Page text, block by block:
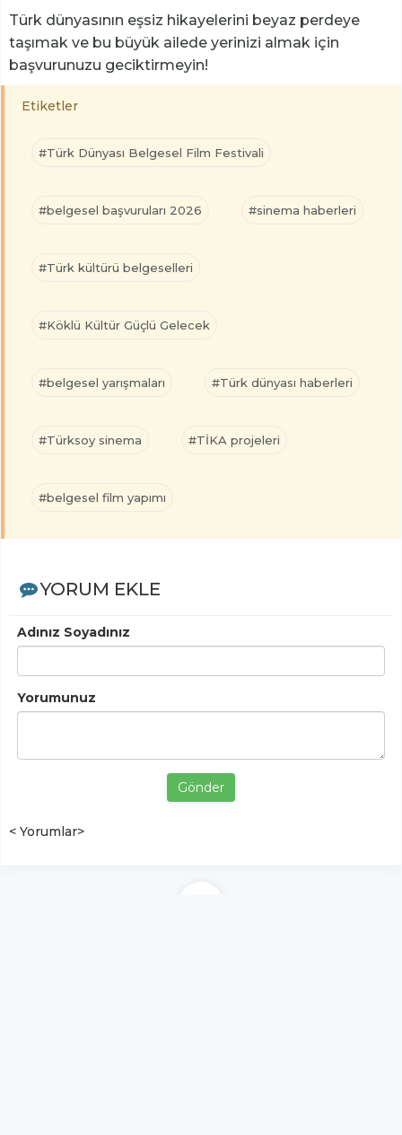
Türk dünyasının eşsiz hikayelerini beyaz perdeye
taşımak ve bu büyük ailede yerinizi almak için
başvurunuzu geciktirmeyin!
Etiketler
#Türk Dünyası Belgesel Film Festivali
#belgesel başvuruları 2026 #sinema haberleri
#Türk kültürü belgeselleri
#Köklü Kültür Güçlü Gelecek
#belgesel yarışmaları #Türk dünyası haberleri
#Türksoy sinema #TİKA projeleri
#belgesel film yapımı
YORUM EKLE
Adınız Soyadınız
Yorumunuz
Gönder
< Yorumlar>